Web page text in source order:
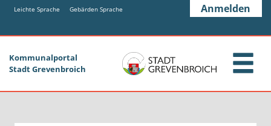
Zum Hauptinhalt springen
Zum Header
Zum Hauptinhalt
Zum Footer
Leichte Sprache Gebärden Sprache Anmelden
Kommunalportal
Stadt Grevenbroich